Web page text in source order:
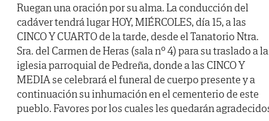
Ruegan una oración por su alma. La conducción del
cadáver tendrá lugar HOY, MIÉRCOLES, día 15, a las
CINCO Y CUARTO de la tarde, desde el Tanatorio Ntra.
Sra. del Carmen de Heras (sala nº 4) para su traslado a la
iglesia parroquial de Pedreña, donde a las CINCO Y
MEDIA se celebrará el funeral de cuerpo presente y a
continuación su inhumación en el cementerio de este
pueblo. Favores por los cuales les quedarán